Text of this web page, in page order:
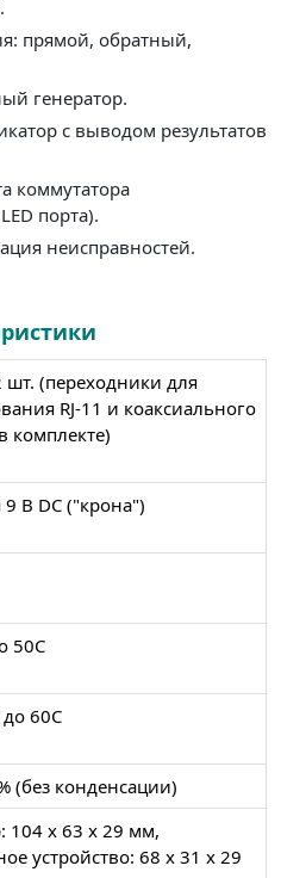
прямой, обратный,
генератор.
с выводом результатов
коммутатора
порта).
неисправностей.
шт. (переходники для
RJ-11 и коаксиального
комплекте)
9 В DC ("крона")
50C
60C
(без конденсации)
104 x 63 x 29 мм,
устройство: 68 x 31 x 29